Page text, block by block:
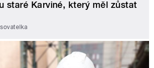
staré Karviné, který měl zůstat